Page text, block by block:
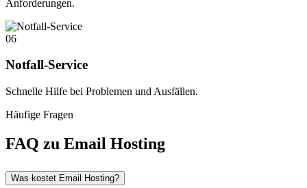
Anforderungen.
06
Notfall-Service
Schnelle Hilfe bei Problemen und Ausfällen.
Häufige Fragen
FAQ zu Email Hosting
Was kostet Email Hosting?